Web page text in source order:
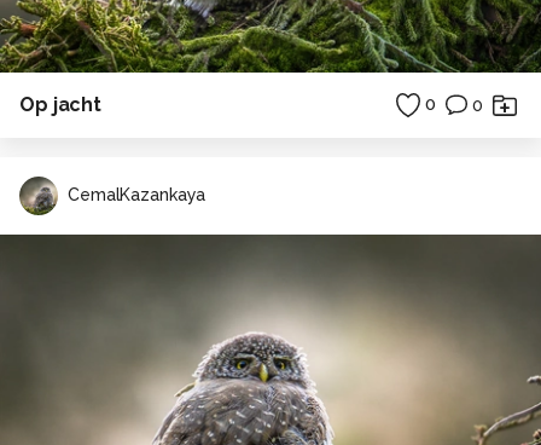
Op jacht 0 0
CemalKazankaya